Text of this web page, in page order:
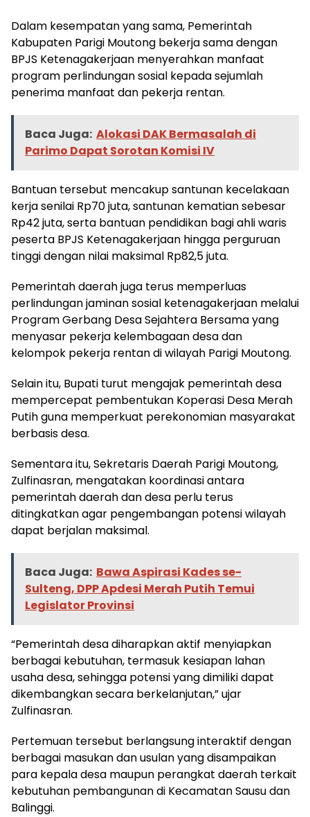
Dalam kesempatan yang sama, Pemerintah
Kabupaten Parigi Moutong bekerja sama dengan
BPJS Ketenagakerjaan menyerahkan manfaat
program perlindungan sosial kepada sejumlah
penerima manfaat dan pekerja rentan.
Baca Juga: Alokasi DAK Bermasalah di
Parimo Dapat Sorotan Komisi IV
Bantuan tersebut mencakup santunan kecelakaan
kerja senilai Rp70 juta, santunan kematian sebesar
Rp42 juta, serta bantuan pendidikan bagi ahli waris
peserta BPJS Ketenagakerjaan hingga perguruan
tinggi dengan nilai maksimal Rp82,5 juta.
Pemerintah daerah juga terus memperluas
perlindungan jaminan sosial ketenagakerjaan melalui
Program Gerbang Desa Sejahtera Bersama yang
menyasar pekerja kelembagaan desa dan
kelompok pekerja rentan di wilayah Parigi Moutong.
Selain itu, Bupati turut mengajak pemerintah desa
mempercepat pembentukan Koperasi Desa Merah
Putih guna memperkuat perekonomian masyarakat
berbasis desa.
Sementara itu, Sekretaris Daerah Parigi Moutong,
Zulfinasran, mengatakan koordinasi antara
pemerintah daerah dan desa perlu terus
ditingkatkan agar pengembangan potensi wilayah
dapat berjalan maksimal.
Baca Juga: Bawa Aspirasi Kades se-
Sulteng, DPP Apdesi Merah Putih Temui
Legislator Provinsi
“Pemerintah desa diharapkan aktif menyiapkan
berbagai kebutuhan, termasuk kesiapan lahan
usaha desa, sehingga potensi yang dimiliki dapat
dikembangkan secara berkelanjutan,” ujar
Zulfinasran.
Pertemuan tersebut berlangsung interaktif dengan
berbagai masukan dan usulan yang disampaikan
para kepala desa maupun perangkat daerah terkait
kebutuhan pembangunan di Kecamatan Sausu dan
Balinggi.